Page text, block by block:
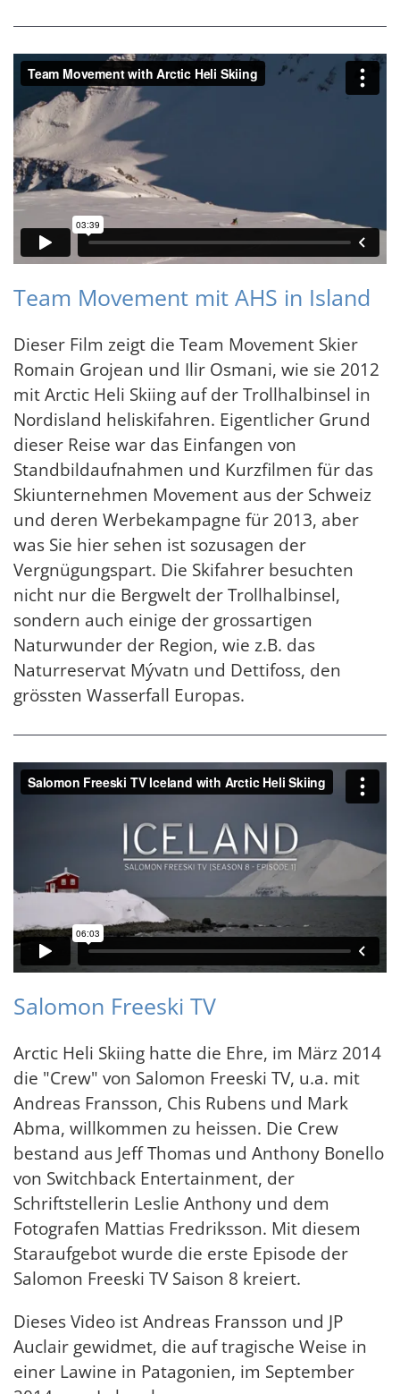
Team Movement mit AHS in Island
Dieser Film zeigt die Team Movement Skier
Romain Grojean und Ilir Osmani, wie sie 2012
mit Arctic Heli Skiing auf der Trollhalbinsel in
Nordisland heliskifahren. Eigentlicher Grund
dieser Reise war das Einfangen von
Standbildaufnahmen und Kurzfilmen für das
Skiunternehmen Movement aus der Schweiz
und deren Werbekampagne für 2013, aber
was Sie hier sehen ist sozusagen der
Vergnügungspart. Die Skifahrer besuchten
nicht nur die Bergwelt der Trollhalbinsel,
sondern auch einige der grossartigen
Naturwunder der Region, wie z.B. das
Naturreservat Mývatn und Dettifoss, den
grössten Wasserfall Europas.
Salomon Freeski TV
Arctic Heli Skiing hatte die Ehre, im März 2014
die "Crew" von Salomon Freeski TV, u.a. mit
Andreas Fransson, Chis Rubens und Mark
Abma, willkommen zu heissen. Die Crew
bestand aus Jeff Thomas und Anthony Bonello
von Switchback Entertainment, der
Schriftstellerin Leslie Anthony und dem
Fotografen Mattias Fredriksson. Mit diesem
Staraufgebot wurde die erste Episode der
Salomon Freeski TV Saison 8 kreiert.
Dieses Video ist Andreas Fransson und JP
Auclair gewidmet, die auf tragische Weise in
einer Lawine in Patagonien, im September